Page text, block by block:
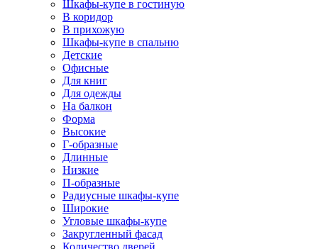
Шкафы-купе в гостиную
В коридор
В прихожую
Шкафы-купе в спальню
Детские
Офисные
Для книг
Для одежды
На балкон
Форма
Высокие
Г-образные
Длинные
Низкие
П-образные
Радиусные шкафы-купе
Широкие
Угловые шкафы-купе
Закругленный фасад
Количество дверей